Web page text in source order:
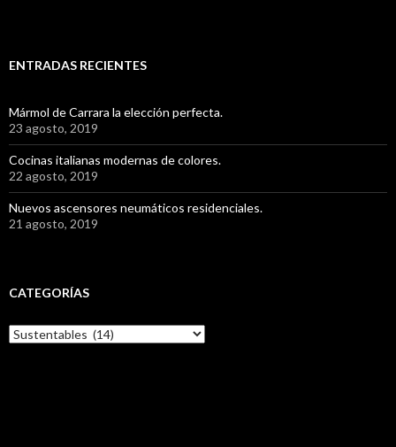
ENTRADAS RECIENTES
Mármol de Carrara la elección perfecta.
23 agosto, 2019
Cocinas italianas modernas de colores.
22 agosto, 2019
Nuevos ascensores neumáticos residenciales.
21 agosto, 2019
CATEGORÍAS
C
a